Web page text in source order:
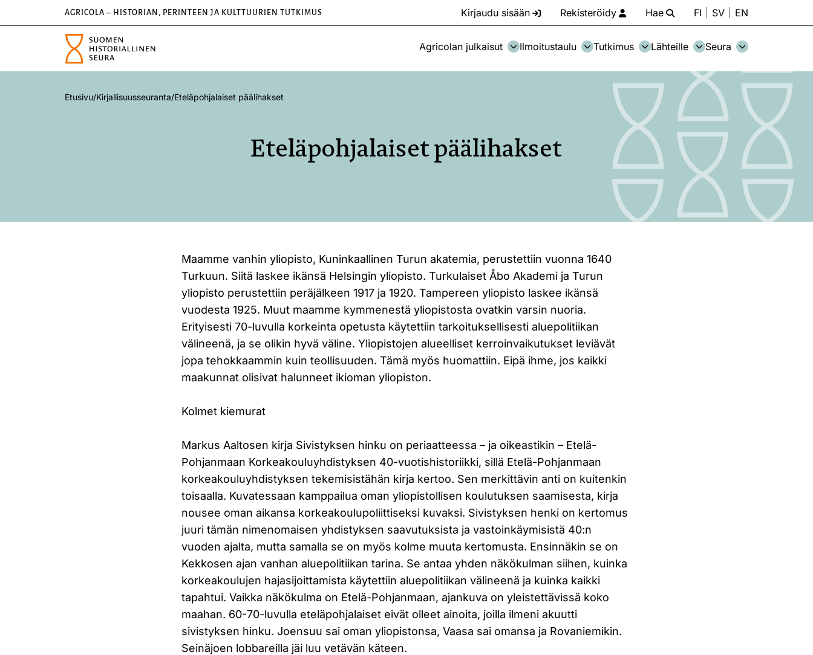
AGRICOLA – HISTORIAN, PERINTEEN JA KULTTUURIEN TUTKIMUS Kirjaudu sisään Rekisteröidy Hae FI SV EN
Agricolan julkaisut Ilmoitustaulu Tutkimus Lähteille Seura
Etusivu/Kirjallisuusseuranta/Eteläpohjalaiset päälihakset
Eteläpohjalaiset päälihakset
Maamme vanhin yliopisto, Kuninkaallinen Turun akatemia, perustettiin vuonna 1640
Turkuun. Siitä laskee ikänsä Helsingin yliopisto. Turkulaiset Åbo Akademi ja Turun
yliopisto perustettiin peräjälkeen 1917 ja 1920. Tampereen yliopisto laskee ikänsä
vuodesta 1925. Muut maamme kymmenestä yliopistosta ovatkin varsin nuoria.
Erityisesti 70-luvulla korkeinta opetusta käytettiin tarkoituksellisesti aluepolitiikan
välineenä, ja se olikin hyvä väline. Yliopistojen alueelliset kerroinvaikutukset leviävät
jopa tehokkaammin kuin teollisuuden. Tämä myös huomattiin. Eipä ihme, jos kaikki
maakunnat olisivat halunneet ikioman yliopiston.
Kolmet kiemurat
Markus Aaltosen kirja Sivistyksen hinku on periaatteessa – ja oikeastikin – Etelä-
Pohjanmaan Korkeakouluyhdistyksen 40-vuotishistoriikki, sillä Etelä-Pohjanmaan
korkeakouluyhdistyksen tekemisistähän kirja kertoo. Sen merkittävin anti on kuitenkin
toisaalla. Kuvatessaan kamppailua oman yliopistollisen koulutuksen saamisesta, kirja
nousee oman aikansa korkeakoulupoliittiseksi kuvaksi. Sivistyksen henki on kertomus
juuri tämän nimenomaisen yhdistyksen saavutuksista ja vastoinkäymisistä 40:n
vuoden ajalta, mutta samalla se on myös kolme muuta kertomusta. Ensinnäkin se on
Kekkosen ajan vanhan aluepolitiikan tarina. Se antaa yhden näkökulman siihen, kuinka
korkeakoulujen hajasijoittamista käytettiin aluepolitiikan välineenä ja kuinka kaikki
tapahtui. Vaikka näkökulma on Etelä-Pohjanmaan, ajankuva on yleistettävissä koko
maahan. 60-70-luvulla eteläpohjalaiset eivät olleet ainoita, joilla ilmeni akuutti
sivistyksen hinku. Joensuu sai oman yliopistonsa, Vaasa sai omansa ja Rovaniemikin.
Seinäjoen lobbareilla jäi luu vetävän käteen.